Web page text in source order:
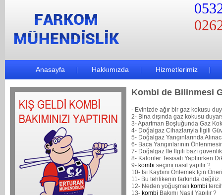
Anasayfa Hakkımızda Hizmetlerimiz
Kombi de Bilinmesi
- Evinizde ağır bir gaz kokusu
2- Bina dışında gaz kokusu
3- Apartman Boşluğunda Gaz
4- Doğalgaz Cihazlarıyla İlgili
5- Doğalgaz Yangınlarında
6- Baca Yangınlarının
7- Doğalgaz İle İlgili bazı
8- Kalorifer Tesisatı Yaptırırken
9- kombi seçimi nasıl yapılır ?
10- Isı Kaybını Önlemek İçin
11- Bu tehlikenin farkında değiliz.
12- Neden yoğuşmalı kombi
13- kombi Bakımı Nasıl Yapılır ?